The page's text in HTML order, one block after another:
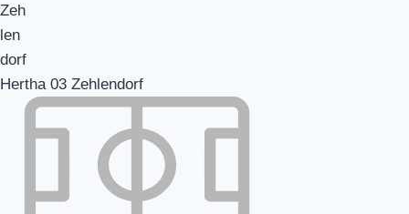
Hertha 03 Zehlendorf